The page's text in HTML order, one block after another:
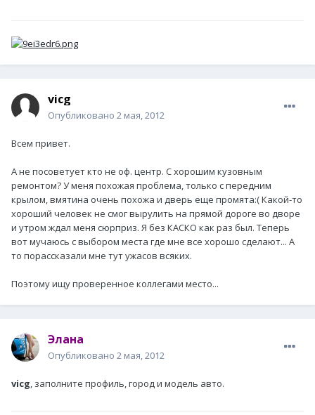
vicg
Опубликовано 2 мая, 2012
Всем привет.
А не посоветует кто не оф. центр. С хорошим кузовным
ремонтом? У меня похожая проблема, только с передним
крылом, вмятина очень похожа и дверь еще промята:( Какой-то
хороший человек не смог вырулить на прямой дороге во дворе
и утром ждал меня сюрприз. Я без КАСКО как раз был. Теперь
вот мучаюсь с выбором места где мне все хорошо сделают... А
то порассказали мне тут ужасов всяких.
Поэтому ищу проверенное коллегами место...
Элана
Опубликовано 2 мая, 2012
vicg , заполните профиль, город и модель авто.